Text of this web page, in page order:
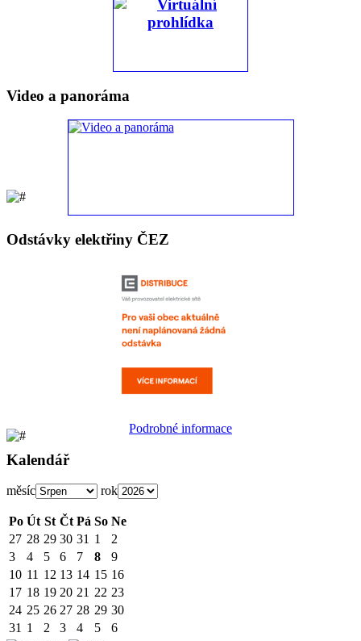
Video a panoráma
Odstávky elektřiny ČEZ
Podrobné informace
Kalendář
měsíc rok
Po Út St Čt Pá So Ne
27 28 29 30 31 1
2
3
4 5 6 7 8
9
10 11 12 13 14 15 16
17 18 19 20 21 22 23
24 25 26 27 28 29 30
31 1 2 3 4 5 6